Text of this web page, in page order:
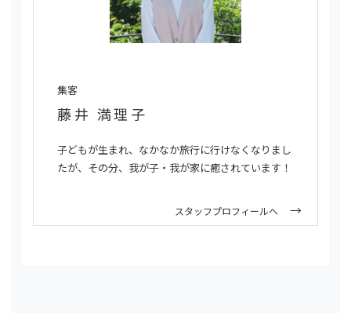
集客
藤井 満理子
子どもが生まれ、なかなか旅行に行けなくなりまし
たが、その分、我が子・我が家に癒されています！
スタッフプロフィールへ